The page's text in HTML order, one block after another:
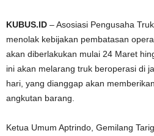
KUBUS.ID – Asosiasi Pengusaha
menolak kebijakan pembatasan
akan diberlakukan mulai 24 Maret
ini akan melarang truk beroperasi di
hari, yang dianggap akan
angkutan barang.
Ketua Umum Aptrindo, Gemilang